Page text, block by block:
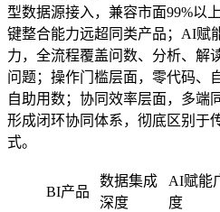
型数据源接入，兼容市面99%以
键整合能力远超同类产品；AI赋
力，全流程覆盖问数、分析、解
问题；操作门槛层面，零代码、
自助用数；协同效率层面，多端
形成闭环协同体系，彻底区别于
式。
BI产品
数据集成
深度
AI赋能
度